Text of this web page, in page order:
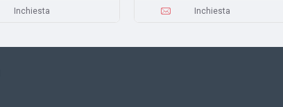
Inchiesta Inchiesta